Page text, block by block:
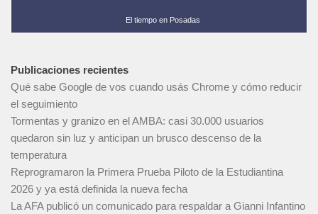
El tiempo en Posadas
Publicaciones recientes
Qué sabe Google de vos cuando usás Chrome y cómo reducir
el seguimiento
Tormentas y granizo en el AMBA: casi 30.000 usuarios
quedaron sin luz y anticipan un brusco descenso de la
temperatura
Reprogramaron la Primera Prueba Piloto de la Estudiantina
2026 y ya está definida la nueva fecha
La AFA publicó un comunicado para respaldar a Gianni Infantino